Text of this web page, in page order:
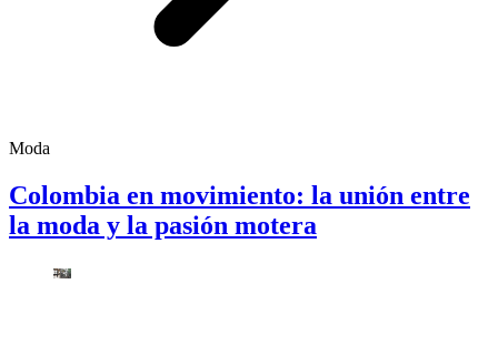
Moda
Colombia en movimiento: la unión entre
la moda y la pasión motera